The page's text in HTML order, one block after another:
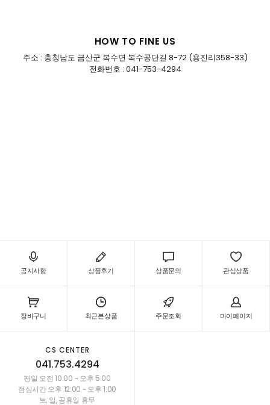
HOW TO FINE US
주소 : 충청남도 금산군 복수면 복수공단길 8-72 (용진리358-33)
전화번호 : 041-753-4294
공지사항 상품후기 상품문의 관심상품
장바구니 최근본상품 주문조회 마이페이지
CS CENTER
041.753.4294
평일 오전 10:00 ~ 오후 5:00
점심시간 오후 12:00 ~ 오후 1:00
토, 일, 공휴일 휴무